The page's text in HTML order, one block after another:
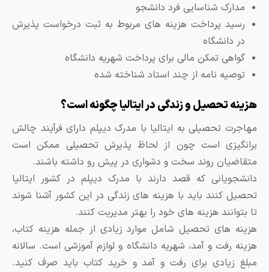
مدارک شناسایی فرد دانشجو
رسید پرداخت هزینه های مربوط به ثبت درخواست پذیرش
در دانشگاه
گواهی تمکن مالی برای پرداخت شهریه دانشگاه
توصیه نامه از چند استاد شناخته شده
تحصیل و زندگی در ایتالیا چگونه است؟
تحصیلی به ایتالیا با مدرک دیپلم دارای فرآیند چالش
است چون از لحاظ پذیرش تحصیلی ممکن است
روند سخت و دشواری در پیش رو داشته باشند.
که قصد دارند با مدرک دیپلم در کشور ایتالیا
کنند باید با هزینه های زندگی در این کشور آشنا شوند
بتوانند هزینه های خود را بهتر مدیریت کنند.
های تحصیل شامل موارد زیادی از جمله هزینه کتاب،
رفت و آمد، شهریه دانشگاه و لوازم آموزشی است. سالانه
زیادی برای رفت و آمد و خرید کتاب باید صرف کنید.